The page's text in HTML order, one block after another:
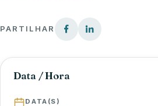
PARTILHAR
Data / Hora
DATA(S)